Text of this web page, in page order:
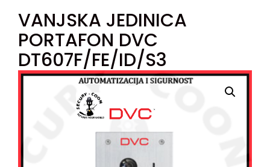
VANJSKA JEDINICA
PORTAFON DVC
DT607F/FE/ID/S3